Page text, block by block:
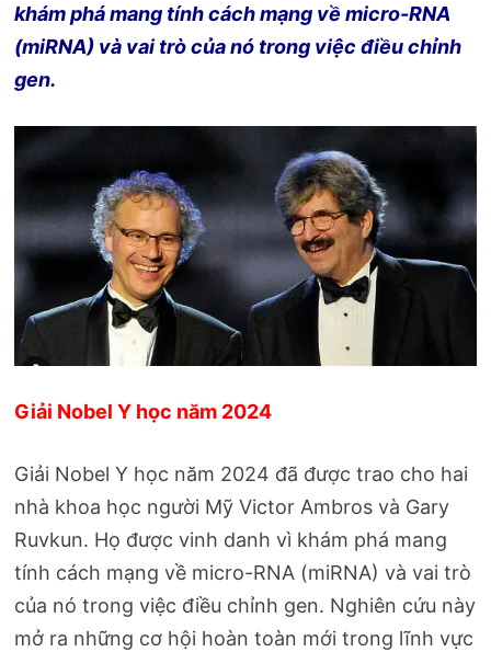
khám phá mang tính cách mạng về micro-RNA
(miRNA) và vai trò của nó trong việc điều chỉnh
gen.
Giải Nobel Y học năm 2024
Giải Nobel Y học năm 2024 đã được trao cho hai
nhà khoa học người Mỹ Victor Ambros và Gary
Ruvkun. Họ được vinh danh vì khám phá mang
tính cách mạng về micro-RNA (miRNA) và vai trò
của nó trong việc điều chỉnh gen. Nghiên cứu này
mở ra những cơ hội hoàn toàn mới trong lĩnh vực